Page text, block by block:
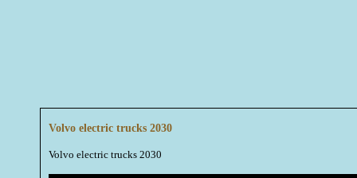
Volvo electric trucks 2030
Volvo electric trucks 2030